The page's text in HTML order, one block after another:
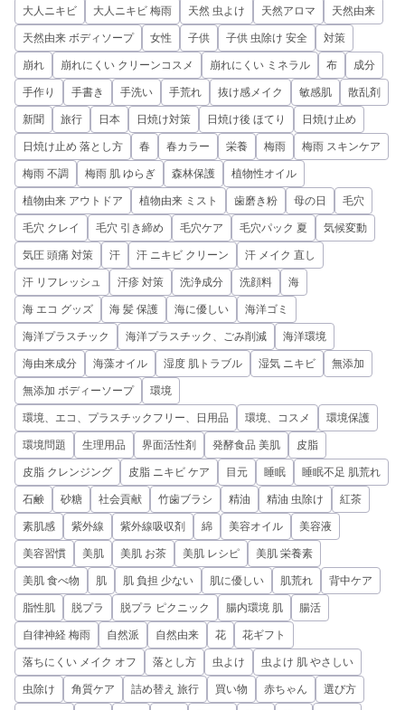
大人ニキビ 大人ニキビ 梅雨 天然 虫よけ 天然アロマ 天然由来
天然由来 ボディソープ 女性 子供 子供 虫除け 安全 対策
崩れ 崩れにくい クリーンコスメ 崩れにくい ミネラル 布 成分
手作り 手書き 手洗い 手荒れ 抜け感メイク 敏感肌 散乱剤
新聞 旅行 日本 日焼け対策 日焼け後 ほてり 日焼け止め
日焼け止め 落とし方 春 春カラー 栄養 梅雨 梅雨 スキンケア
梅雨 不調 梅雨 肌 ゆらぎ 森林保護 植物性オイル
植物由来 アウトドア 植物由来 ミスト 歯磨き粉 母の日 毛穴
毛穴 クレイ 毛穴 引き締め 毛穴ケア 毛穴パック 夏 気候変動
気圧 頭痛 対策 汗 汗 ニキビ クリーン 汗 メイク 直し
汗 リフレッシュ 汗疹 対策 洗浄成分 洗顔料 海
海 エコ グッズ 海 髪 保護 海に優しい 海洋ゴミ
海洋プラスチック 海洋プラスチック、ごみ削減 海洋環境
海由来成分 海藻オイル 湿度 肌トラブル 湿気 ニキビ 無添加
無添加 ボディーソープ 環境
環境、エコ、プラスチックフリー、日用品 環境、コスメ 環境保護
環境問題 生理用品 界面活性剤 発酵食品 美肌 皮脂
皮脂 クレンジング 皮脂 ニキビ ケア 目元 睡眠 睡眠不足 肌荒れ
石鹸 砂糖 社会貢献 竹歯ブラシ 精油 精油 虫除け 紅茶
素肌感 紫外線 紫外線吸収剤 綿 美容オイル 美容液
美容習慣 美肌 美肌 お茶 美肌 レシピ 美肌 栄養素
美肌 食べ物 肌 肌 負担 少ない 肌に優しい 肌荒れ 背中ケア
脂性肌 脱プラ 脱プラ ピクニック 腸内環境 肌 腸活
自律神経 梅雨 自然派 自然由来 花 花ギフト
落ちにくい メイク オフ 落とし方 虫よけ 虫よけ 肌 やさしい
虫除け 角質ケア 詰め替え 旅行 買い物 赤ちゃん 選び方